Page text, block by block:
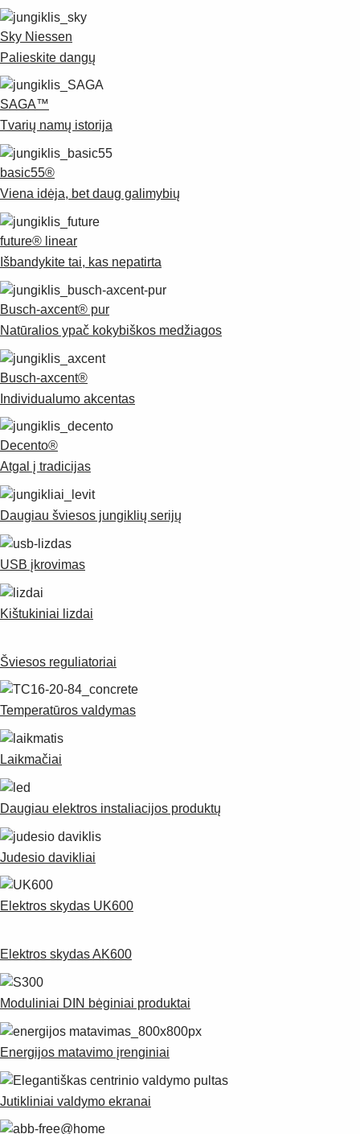
Products
See more products
Shopping list preview
0
Sky Niessen
Palieskite dangų
SAGA™
Tvarių namų istorija
basic55®
Viena idėja, bet daug galimybių
future® linear
Išbandykite tai, kas nepatirta
Busch-axcent® pur
Natūralios ypač kokybiškos medžiagos
Busch-axcent®
Individualumo akcentas
Decento®
Atgal į tradicijas
Daugiau šviesos jungiklių serijų
USB įkrovimas
Kištukiniai lizdai
Šviesos reguliatoriai
Temperatūros valdymas
Laikmačiai
Daugiau elektros instaliacijos produktų
Judesio davikliai
Elektros skydas UK600
Elektros skydas AK600
Moduliniai DIN bėginiai produktai
Energijos matavimo įrenginiai
Jutikliniai valdymo ekranai